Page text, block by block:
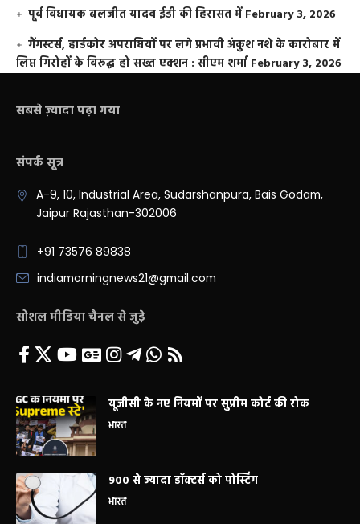
पूर्व विधायक बलजीत यादव ईडी की हिरासत में February 3, 2026
गैंगस्टर्स, हार्डकोर अपराधियों पर लगे प्रभावी अंकुश नशे के कारोबार में
लिप्त गिरोहों के विरूद्ध हो सख्त एक्शन : सीएम शर्मा February 3, 2026
सबसे ज़्यादा पढ़ा गया
संपर्क सूत्र
A-9, 10, Industrial Area, Sudarshanpura, Bais Godam,
Jaipur Rajasthan-302006
+91 73576 89838
indiamorningnews21@gmail.com
सोशल मीडिया चैनल से जुड़े
यूजीसी के नए नियमों पर सुप्रीम कोर्ट की रोक
भारत
900 से ज्यादा डॉक्टर्स को पोस्टिंग
भारत